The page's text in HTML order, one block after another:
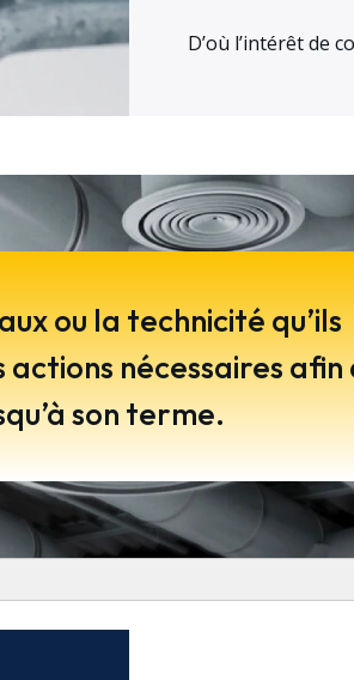
D’où l’intérêt de
ou la technicité qu’ils
nécessaires afin
son terme.